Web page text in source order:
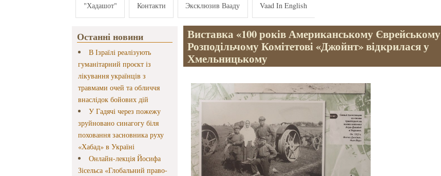
"Хадашот" Контакти Эксклюзив Вааду Vaad In English
Останні новини
В Ізраїлі реалізують
гуманітарний проєкт із
лікування українців з
травмами очей та обличчя
внаслідок бойових дій
У Гадячі через пожежу
зруйновано синагогу біля
поховання засновника руху
«Хабад» в Україні
Онлайн-лекція Йосифа
Зісельса «Глобальний право-
Виставка «100 років Американському Єврейському
Розподільчому Комітетові «Джойнт» відкрилася у
Хмельницькому